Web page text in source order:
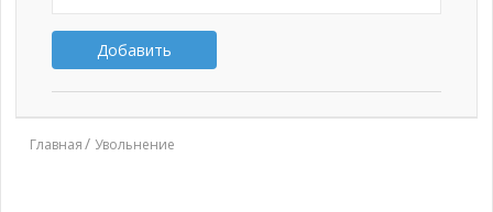
Добавить
Главная Увольнение